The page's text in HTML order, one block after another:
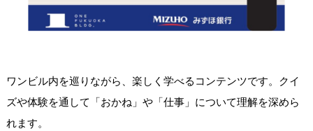
ワンビル内を巡りながら、楽しく学べるコンテンツです。クイ
ズや体験を通して「おかね」や「仕事」について理解を深めら
れます。